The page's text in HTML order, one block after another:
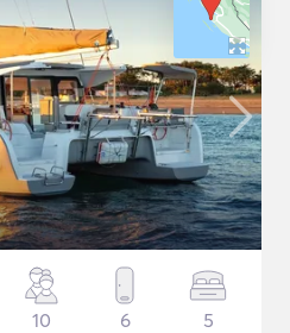
10 6 5